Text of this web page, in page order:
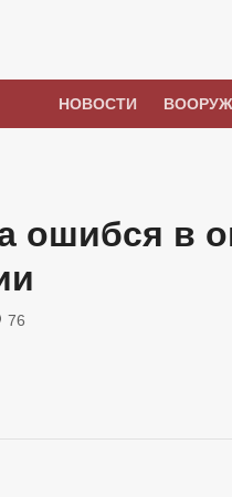
НОВОСТИ
ошибся в
76